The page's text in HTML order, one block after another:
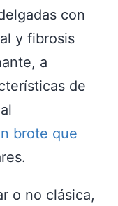
con
y fibrosis
a
de
brote que
o no clásica,